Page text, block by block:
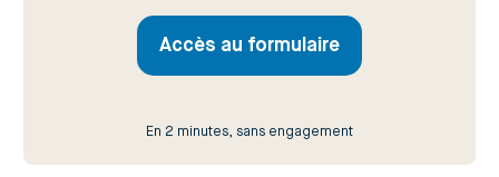
Accès au formulaire
En 2 minutes, sans engagement